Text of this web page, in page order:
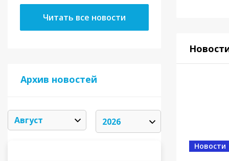
Читать все новости
Архив новостей
Новости